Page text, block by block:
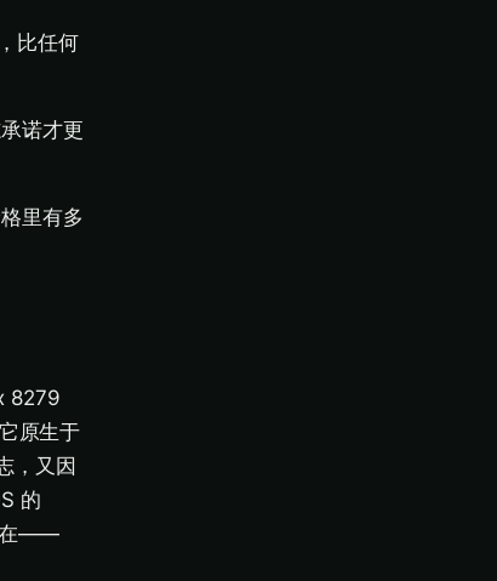
比任何
诺才更
里有多
8279
原生于
，又因
的
在——